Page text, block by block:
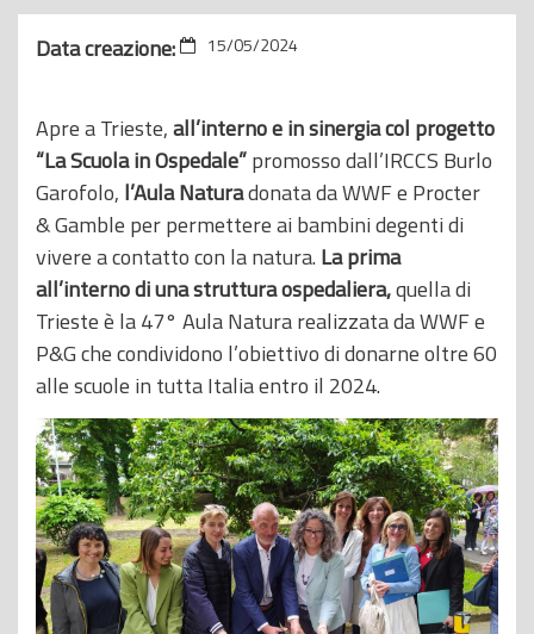
Data creazione: 15/05/2024
Apre a Trieste,all’interno e in sinergia col progetto
“La Scuola in Ospedale”promosso dall’IRCCS Burlo
Garofolo, l’Aula Naturadonata da WWF e Procter
& Gamble per permettere ai bambini degenti di
vivere a contatto con la natura. La prima
all’interno di una struttura ospedaliera,quella di
Trieste è la 47° Aula Natura realizzata da WWF e
P&G che condividono l’obiettivo di donarne oltre 60
alle scuole in tutta Italia entro il 2024.